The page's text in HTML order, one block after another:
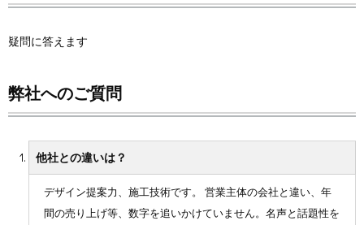
疑問に答えます
弊社へのご質問
他社との違いは？
デザイン提案力、施工技術です。 営業主体の会社と違い、年
間の売り上げ等、数字を追いかけていません。名声と話題性を